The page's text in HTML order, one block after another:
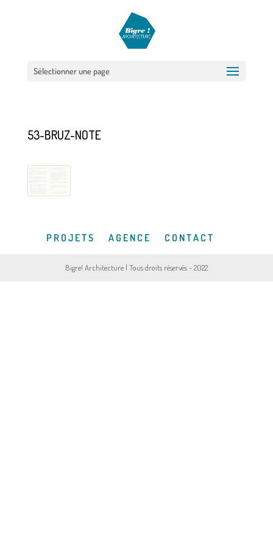
Sélectionner une page
53-BRUZ-NOTE
P R O J E T S A G E N C E C O N T A C T
Bigre! Architecture | Tous droits réservés - 2022